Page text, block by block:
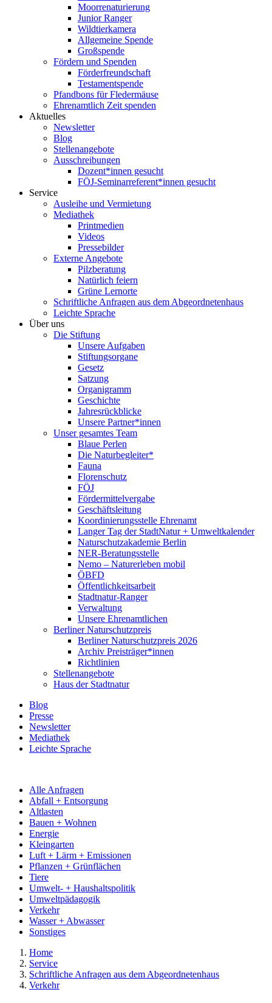
Moorrenaturierung
Junior Ranger
Wildtierkamera
Allgemeine Spende
Großspende
Fördern und Spenden
Förderfreundschaft
Testamentspende
Pfandbons für Fledermäuse
Ehrenamtlich Zeit spenden
Aktuelles
Newsletter
Blog
Stellenangebote
Ausschreibungen
Dozent*innen gesucht
FÖJ-Seminarreferent*innen gesucht
Service
Ausleihe und Vermietung
Mediathek
Printmedien
Videos
Pressebilder
Externe Angebote
Pilzberatung
Natürlich feiern
Grüne Lernorte
Schriftliche Anfragen aus dem Abgeordnetenhaus
Leichte Sprache
Über uns
Die Stiftung
Unsere Aufgaben
Stiftungsorgane
Gesetz
Satzung
Organigramm
Geschichte
Jahresrückblicke
Unsere Partner*innen
Unser gesamtes Team
Blaue Perlen
Die Naturbegleiter*
Fauna
Florenschutz
FÖJ
Fördermittelvergabe
Geschäftsleitung
Koordinierungsstelle Ehrenamt
Langer Tag der StadtNatur + Umweltkalender
Naturschutzakademie Berlin
NER-Beratungsstelle
Nemo – Naturerleben mobil
ÖBFD
Öffentlichkeitsarbeit
Stadtnatur-Ranger
Verwaltung
Unsere Ehrenamtlichen
Berliner Naturschutzpreis
Berliner Naturschutzpreis 2026
Archiv Preisträger*innen
Richtlinien
Stellenangebote
Haus der Stadtnatur
Blog
Presse
Newsletter
Mediathek
Leichte Sprache
Alle Anfragen
Abfall + Entsorgung
Altlasten
Bauen + Wohnen
Energie
Kleingarten
Luft + Lärm + Emissionen
Pflanzen + Grünflächen
Tiere
Umwelt- + Haushaltspolitik
Umweltpädagogik
Verkehr
Wasser + Abwasser
Sonstiges
Home
Service
Schriftliche Anfragen aus dem Abgeordnetenhaus
Verkehr